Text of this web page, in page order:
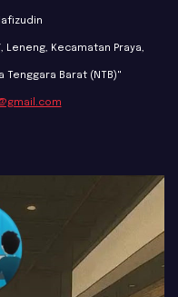
Leneng, Kecamatan Praya,
Tenggara Barat (NTB)"